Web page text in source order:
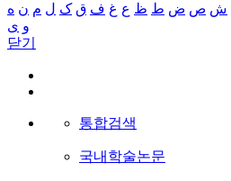
ش ص ض ط ظ ع غ ف ق ک ل م ن ه
و ی
닫기
통합검색
국내학술논문